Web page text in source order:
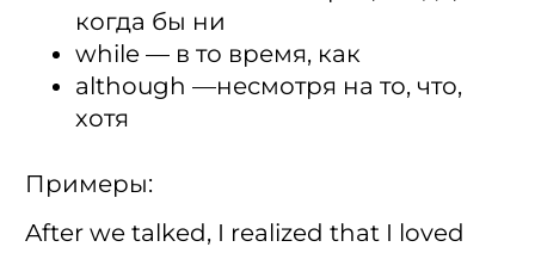
когда бы ни
while — в то время, как
although —несмотря на то, что,
хотя
Примеры:
After we talked, I realized that I loved